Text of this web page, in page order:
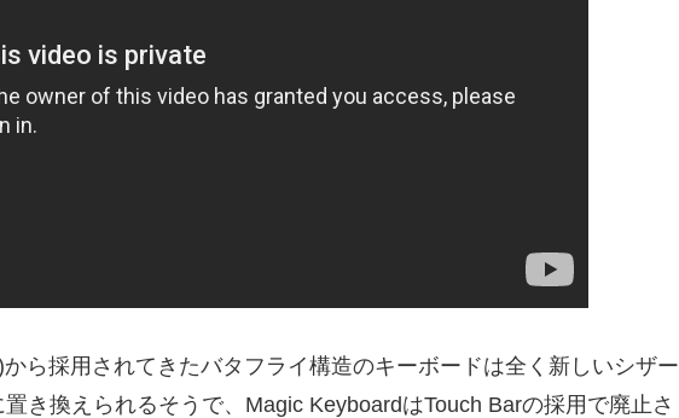
ら採用されてきたバタフライ構造のキーボードは全く新しいシザー
き換えられるそうで、Magic KeyboardはTouch Barの採用で廃止さ